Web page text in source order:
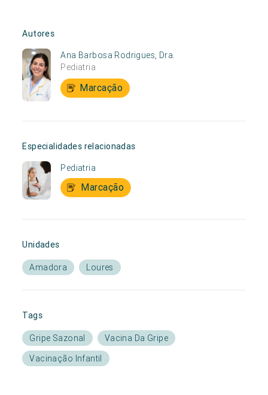
Autores
Ana Barbosa Rodrigues, Dra.
Pediatria
Marcação
Especialidades relacionadas
Pediatria
Marcação
Unidades
Amadora Loures
Tags
Gripe Sazonal
Vacina Da Gripe
Vacinação Infantil